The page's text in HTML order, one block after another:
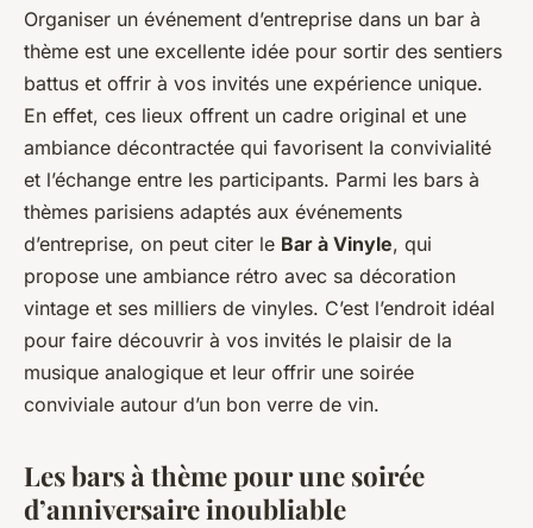
Organiser un événement d’entreprise dans un bar à
thème est une excellente idée pour sortir des sentiers
battus et offrir à vos invités une expérience unique.
En effet, ces lieux offrent un cadre original et une
ambiance décontractée qui favorisent la convivialité
et l’échange entre les participants. Parmi les bars à
thèmes parisiens adaptés aux événements
d’entreprise, on peut citer le Bar à Vinyle, qui
propose une ambiance rétro avec sa décoration
vintage et ses milliers de vinyles. C’est l’endroit idéal
pour faire découvrir à vos invités le plaisir de la
musique analogique et leur offrir une soirée
conviviale autour d’un bon verre de vin.
Les bars à thème pour une soirée
d’anniversaire inoubliable